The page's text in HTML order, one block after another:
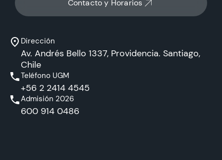
Contacto y Horarios
Dirección
Av. Andrés Bello 1337, Providencia. Santiago,
Chile
Teléfono UGM
+56 2 2414 4545
Admisión 2026
600 914 0486